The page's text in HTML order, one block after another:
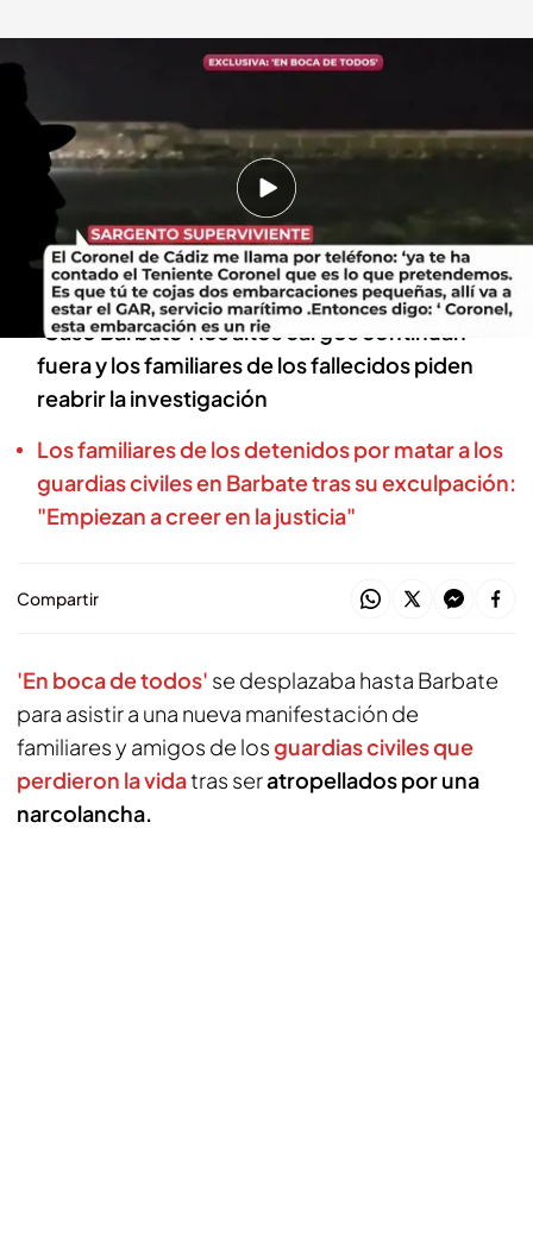
El audio del sargento en 'En boca de todos'.cuatro.com
En boca de todos
21 ENE 2025 - 14:52h.
Nuevas pruebas contra los responsables de
dirigir el operativo que acabó con vida de dos
agentes
'Caso Barbate': los altos cargos continúan
fuera y los familiares de los fallecidos piden
reabrir la investigación
Los familiares de los detenidos por matar a los
guardias civiles en Barbate tras su exculpación:
"Empiezan a creer en la justicia"
Compartir
'En boca de todos' se desplazaba hasta Barbate
para asistir a una nueva manifestación de
familiares y amigos de losguardias civiles que
perdieron la vidatras seratropellados por una
narcolancha.